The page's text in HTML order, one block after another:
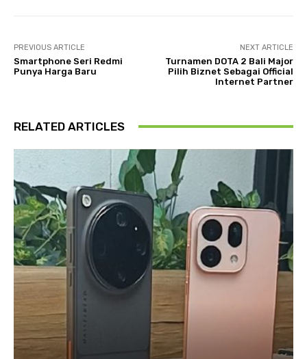
PREVIOUS ARTICLE
Smartphone Seri Redmi
Punya Harga Baru
NEXT ARTICLE
Turnamen DOTA 2 Bali Major
Pilih Biznet Sebagai Official
Internet Partner
RELATED ARTICLES